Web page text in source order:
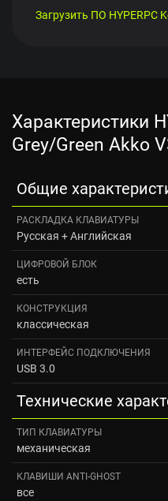
Загрузить ПО HYPERPC
Характеристики
Grey/Green Akko
Общие
РАСКЛАДКА КЛАВИАТУРЫ
Русская + Английская
ЦИФРОВОЙ БЛОК
есть
КОНСТРУКЦИЯ
классическая
ИНТЕРФЕЙС ПОДКЛЮЧЕНИЯ
USB 3.0
Технические
ТИП КЛАВИАТУРЫ
механическая
КЛАВИШИ ANTI-GHOST
все